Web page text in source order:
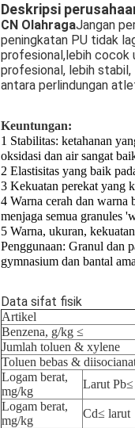
Deskripsi
CN OlahragaJangan
peningkatan PU tidak
profesional,lebih cocok
profesional, lebih
antara perlindungan
Keuntungan:
1 Stabilitas: ketahanan
oksidasi dan air sangat
2 Elastisitas yang baik
3 Kekuatan perekat yang
4 Warna cerah dan warna
menjaga semua granules
5 Warna, ukuran,
Penggunaan: Granul dan
gymnasium dan bantal
Data sifat fisik
Artikel
Benzena, g/kg ≤
Jumlah toluen & xylene
Toluen bebas &
Logam berat,
mg/kg
Larut Pb≤
Logam berat,
mg/kg
Cd≤ larut